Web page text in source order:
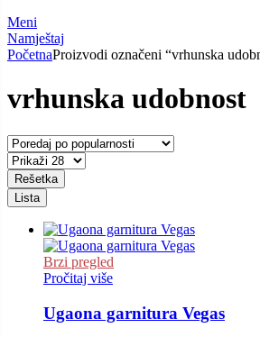
Meni
Namještaj
PočetnaProizvodi označeni “vrhunska
vrhunska udobnost
Rešetka
Lista
Brzi pregled
Pročitaj više
Ugaona garnitura Vegas